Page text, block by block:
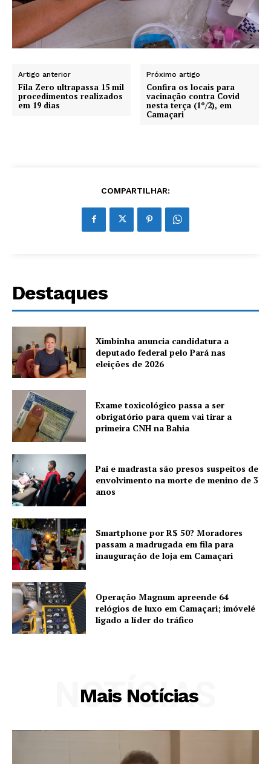
Artigo anterior
Fila Zero ultrapassa 15 mil
procedimentos realizados
em 19 dias
Próximo artigo
Confira os locais para
vacinação contra Covid
nesta terça (1º/2), em
Camaçari
COMPARTILHAR:
Destaques
Ximbinha anuncia candidatura a
deputado federal pelo Pará nas
eleições de 2026
Exame toxicológico passa a ser
obrigatório para quem vai tirar a
primeira CNH na Bahia
Pai e madrasta são presos suspeitos de
envolvimento na morte de menino de 3
anos
Smartphone por R$ 50? Moradores
passam a madrugada em fila para
inauguração de loja em Camaçari
Operação Magnum apreende 64
relógios de luxo em Camaçari; imóvelé
ligado a líder do tráfico
Mais Notícias
NOTÍCIAS